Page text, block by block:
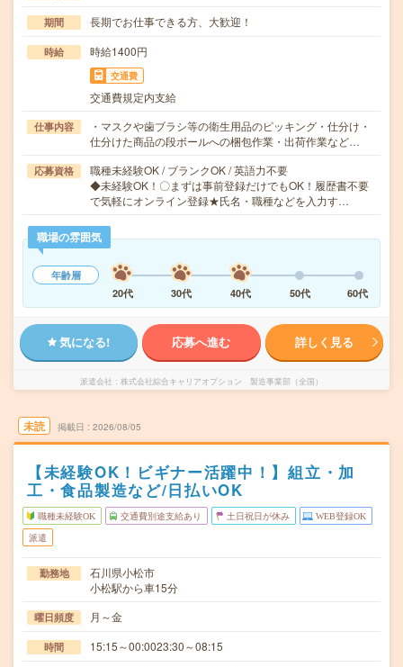
期間 長期でお仕事できる方、大歓迎！
時給 時給1400円
交通費
交通費規定内支給
仕事内容
・マスクや歯ブラシ等の衛生用品のピッキング・仕分け・
仕分けた商品の段ボールへの梱包作業・出荷作業など…
応募資格
職種未経験OK / ブランクOK / 英語力不要
◆未経験OK！〇まずは事前登録だけでもOK！履歴書不要
で気軽にオンライン登録★氏名・職種などを入力す…
職場の雰囲気
年齢層
20代
30代 40代 50代 60代
気になる! 応募へ進む 詳しく見る
派遣会社 株式会社綜合キャリアオプション 製造事業部（全国）
未読 掲載日 2026/08/05
【未経験OK！ビギナー活躍中！】組立・加
工・食品製造など/日払いOK
職種未経験OK 交通費別途支給あり 土日祝日が休み WEB登録OK
派遣
勤務地
石川県小松市
小松駅から車15分
曜日頻度 月～金
時間 15:15～00:0023:30～08:15